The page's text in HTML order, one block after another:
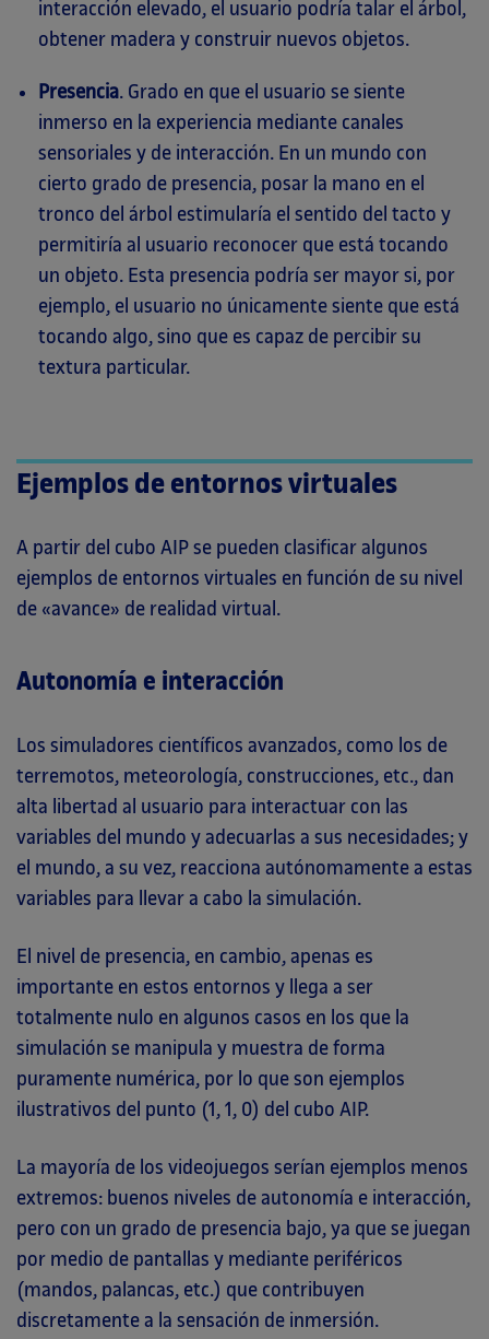
interacción elevado, el usuario podría talar el árbol,
obtener madera y construir nuevos objetos.
Presencia. Grado en que el usuario se siente
inmerso en la experiencia mediante canales
sensoriales y de interacción. En un mundo con
cierto grado de presencia, posar la mano en el
tronco del árbol estimularía el sentido del tacto y
permitiría al usuario reconocer que está tocando
un objeto. Esta presencia podría ser mayor si, por
ejemplo, el usuario no únicamente siente que está
tocando algo, sino que es capaz de percibir su
textura particular.
Ejemplos de entornos virtuales
A partir del cubo AIP se pueden clasificar algunos
ejemplos de entornos virtuales en función de su nivel
de «avance» de realidad virtual.
Autonomía e interacción
Los simuladores científicos avanzados, como los de
terremotos, meteorología, construcciones, etc., dan
alta libertad al usuario para interactuar con las
variables del mundo y adecuarlas a sus necesidades; y
el mundo, a su vez, reacciona autónomamente a estas
variables para llevar a cabo la simulación.
El nivel de presencia, en cambio, apenas es
importante en estos entornos y llega a ser
totalmente nulo en algunos casos en los que la
simulación se manipula y muestra de forma
puramente numérica, por lo que son ejemplos
ilustrativos del punto (1, 1, 0) del cubo AIP.
La mayoría de los videojuegos serían ejemplos menos
extremos: buenos niveles de autonomía e interacción,
pero con un grado de presencia bajo, ya que se juegan
por medio de pantallas y mediante periféricos
(mandos, palancas, etc.) que contribuyen
discretamente a la sensación de inmersión.